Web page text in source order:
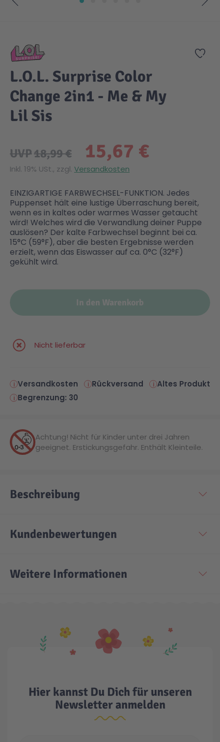
Sicherheit
Krimi / Thriller
Liebesromane
Sachbücher / Wissen
Zeit & Reise
Kuscheltiere
Puppen & Puppenzubehör
Puzzle & Legespiele
Holzspielwaren
Kreativ
Malen & Zeichnen
DC Comics™ Super Heroes
Disney
DUPLO®
Friends
Harry Potter™
Marvel™ Super Heroes
Minifiguren
NINJAGO®
Star Wars™
Super Mario
Aktion
Seltene Artikel
Country
Fairies
Family Fun
Figures
Heroes
Knights
Sports Action
VW
Aktion
Cars
Zur
L.O.L. Surprise Color
Change 2in1 - Me & My
Lil Sis
15,67 €
UVP18,99 €
Inkl. 19% USt., zzgl. Versandkosten
EINZIGARTIGE FARBWECHSEL-FUNKTION. Jedes
Puppenset hält eine lustige Überraschung bereit,
wenn es in kaltes oder warmes Wasser getaucht
wird! Welches wird die Verwandlung deiner Puppe
auslösen? Der kalte Farbwechsel beginnt bei ca.
15°C (59°F), aber die besten Ergebnisse werden
erzielt, wenn das Eiswasser auf ca. 0°C (32°F)
gekühlt wird.
In den Warenkorb
Nicht lieferbar
Versandkosten Rückversand
Altes Produkt
Begrenzung: 30
Achtung! Nicht für Kinder unter drei Jahren
geeignet. Erstickungsgefahr. Enthält Kleinteile.
Beschreibung
Kundenbewertungen
Weitere Informationen
Hier kannst Du Dich für unseren
Newsletter anmelden